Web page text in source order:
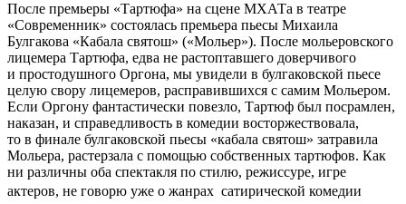
После премьеры «Тартюфа» на сцене МХАТа в театре
«Современник» состоялась премьера пьесы Михаила
Булгакова «Кабала святош» («Мольер»). После мольеровского
лицемера Тартюфа, едва не растоптавшего доверчивого
и простодушного Оргона, мы увидели в булгаковской пьесе
целую свору лицемеров, расправившихся с самим Мольером.
Если Оргону фантастически повезло, Тартюф был посрамлен,
наказан, и справедливость в комедии восторжествовала,
то в финале булгаковской пьесы «кабала святош» затравила
Мольера, растерзала с помощью собственных тартюфов. Как
ни различны оба спектакля по стилю, режиссуре, игре
актеров, не говорю уже о жанрах  сатирической комедии